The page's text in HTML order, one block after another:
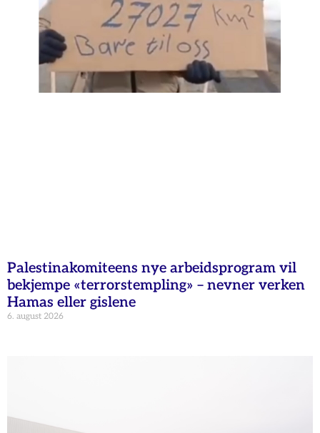
Palestinakomiteens nye arbeidsprogram vil
bekjempe «terrorstempling» – nevner verken
Hamas eller gislene
6. august 2026